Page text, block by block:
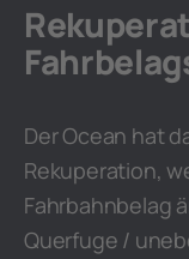
Der Ocean hat
Rekuperation,
Fahrbahnbelag
Querfuge /